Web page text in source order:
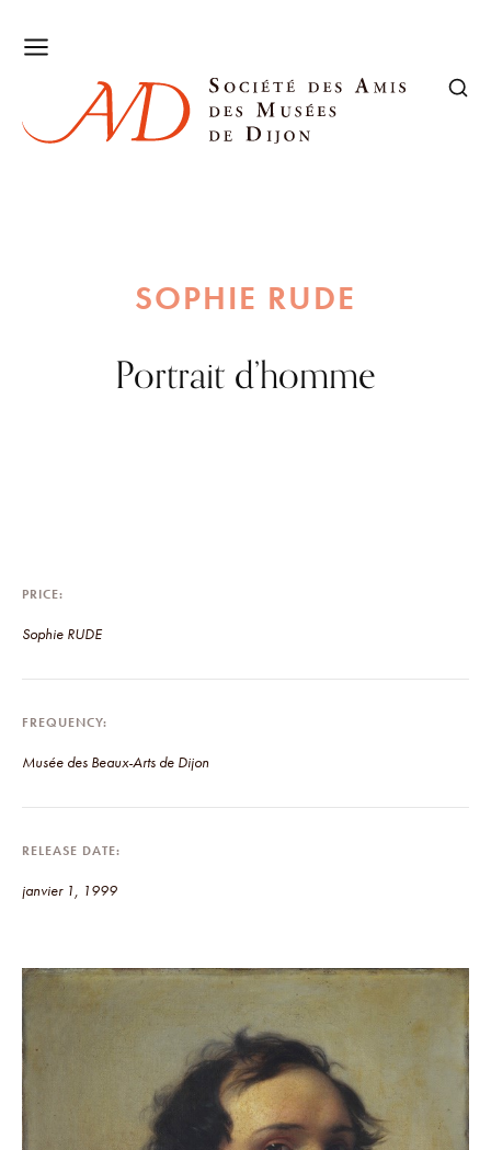
SOPHIE RUDE
Portrait d’homme
PRICE
Sophie RUDE
FREQUENCY
Musée des Beaux-Arts de Dijon
RELEASE DATE
janvier 1, 1999